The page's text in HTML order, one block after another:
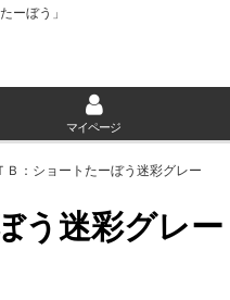
ーぼう」
マイページ
Ｂ：ショートたーぼう迷彩グレー
う迷彩グレー